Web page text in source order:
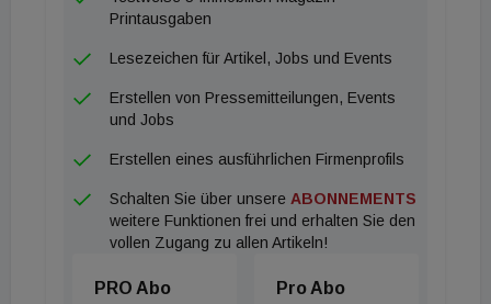
Österreich. Nachdem im Vorjahr die
Fertigstellungsrate historisch niedrig war und jene
ebenfalls eine hohe Vorvermietungsquote
den Mieten und den Preisen zu erkennen.
Printausgaben
Lesezeichen für Artikel, Jobs und Events
Erstellen von Pressemitteilungen, Events
und Jobs
Erstellen eines ausführlichen Firmenprofils
Schalten Sie über unsere ABONNEMENTS
weitere Funktionen frei und erhalten Sie den
vollen Zugang zu allen Artikeln!
PRO Abo
Pro Abo